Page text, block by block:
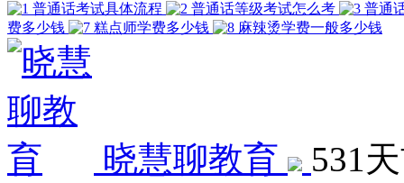
普通话考试具体流程 普通话等级考试怎么考
普通
费多少钱
糕点师学费多少钱 麻辣烫学费一般多少钱
晓慧聊教育
531